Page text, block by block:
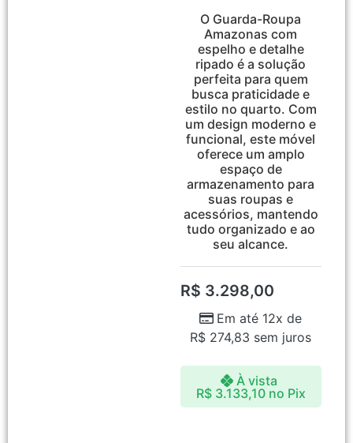
O Guarda-Roupa
Amazonas com
espelho e detalhe
ripado é a solução
perfeita para quem
busca praticidade e
estilo no quarto. Com
um design moderno e
funcional, este móvel
oferece um amplo
espaço de
armazenamento para
suas roupas e
acessórios, mantendo
tudo organizado e ao
seu alcance.
R$ 3.298,00
Em até 12x de
R$ 274,83 sem juros
À vista
R$3.133,10 no Pix